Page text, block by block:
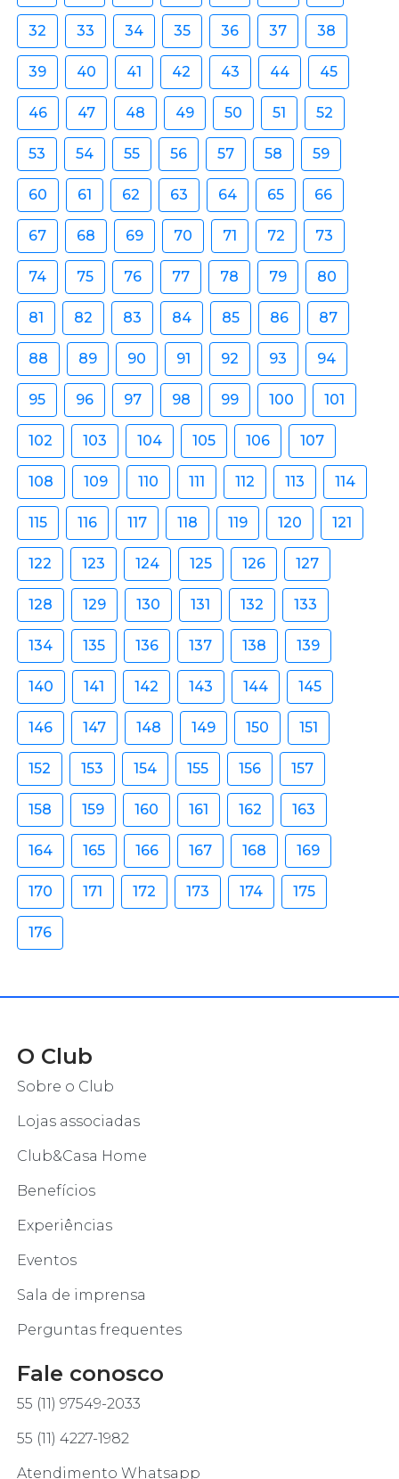
32 33 34 35 36 37 38
39 40 41 42 43 44 45
46 47 48 49 50 51 52
53 54 55 56 57 58 59
60 61 62 63 64 65 66
67 68 69 70 71 72 73
74 75 76 77 78 79 80
81 82 83 84 85 86 87
88 89 90 91 92 93 94
95 96 97 98 99 100 101
102 103 104 105 106 107
108 109 110 111 112 113 114
115 116 117 118 119 120 121
122 123 124 125 126 127
128 129 130 131 132 133
134 135 136 137 138 139
140 141 142 143 144 145
146 147 148 149 150 151
152 153 154 155 156 157
158 159 160 161 162 163
164 165 166 167 168 169
170 171 172 173 174 175
176
O Club
Sobre o Club
Lojas associadas
Club&Casa Home
Benefícios
Experiências
Eventos
Sala de imprensa
Perguntas frequentes
Fale conosco
55 (11) 97549-2033
55 (11) 4227-1982
Atendimento Whatsapp